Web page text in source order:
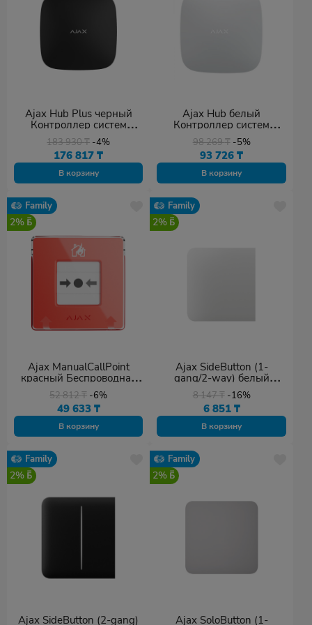
Ajax Hub Plus черный
Контроллер систем
безопасностиРейтинг:
183 930₸ -4%
176 817₸
В корзину
Ajax Hub белый
Контроллер систем
безопасностиРейтинг:
98 269₸ -5%
93 726₸
В корзину
Family
2%
Ajax ManualCallPoint
красный Беспроводная
настенная кнопка для
активации пожарной
тревоги вручную
52 812₸ -6%
49 633 ₸
В корзину
Family
2%
Ajax SideButton (1-
gang/2-way) белый
Боковая кнопка для
одноклавишного или
проходного выключателя
8 147₸ -16%
6 851 ₸
В корзину
Family
2%
Ajax SideButton (2-gang)
Family
2%
Ajax SoloButton (1-